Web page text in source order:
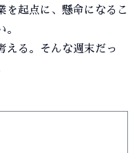
を起点に、懸命になるこ
。
える。そんな週末だっ